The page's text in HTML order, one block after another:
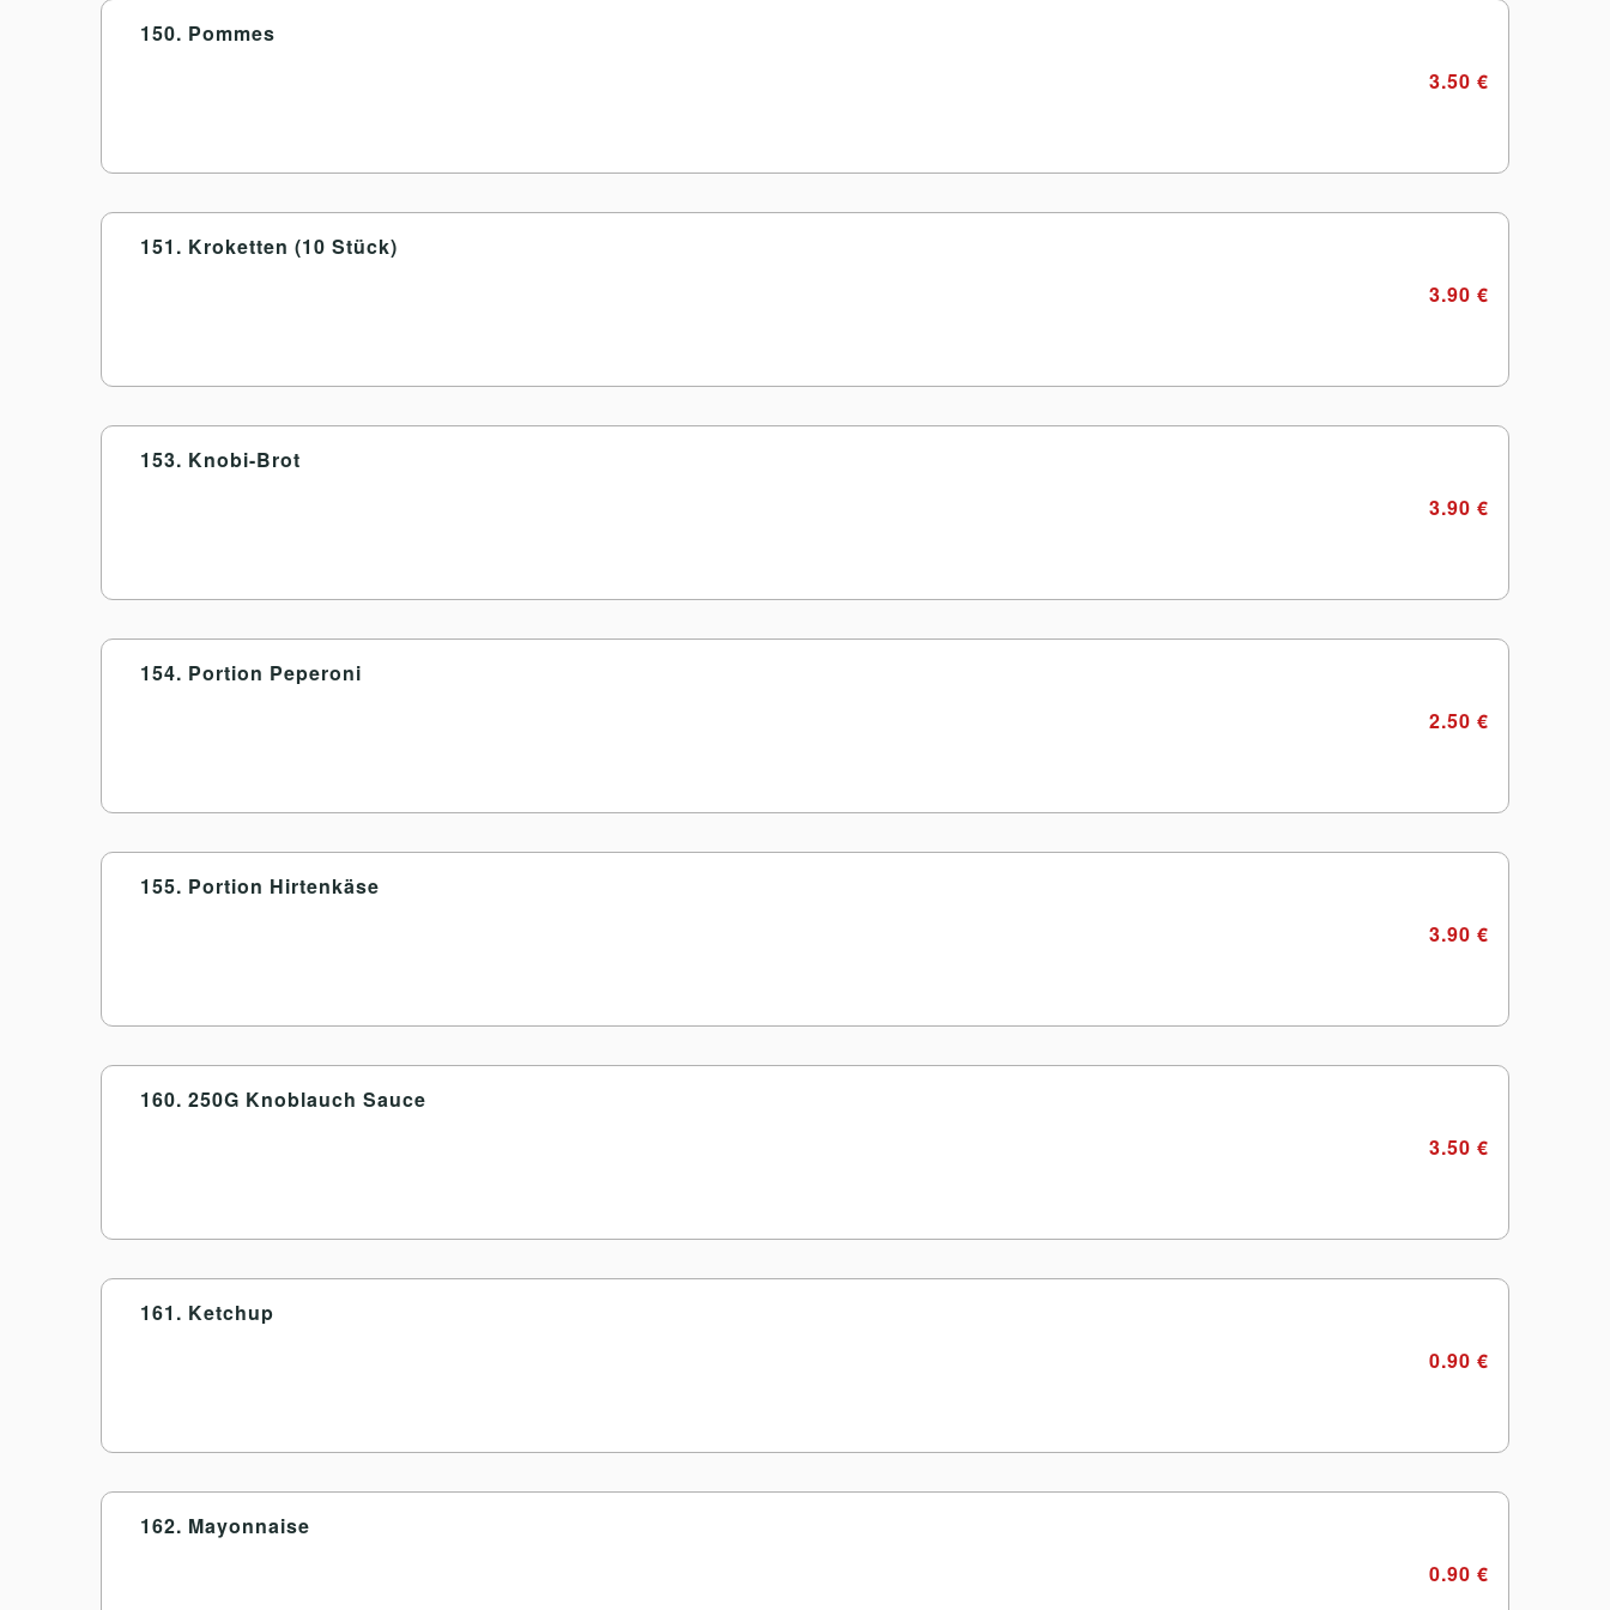
150. Pommes
3.50 €
151. Kroketten (10 Stück)
3.90 €
153. Knobi-Brot
3.90 €
154. Portion Peperoni
2.50 €
155. Portion Hirtenkäse
3.90 €
160. 250G Knoblauch Sauce
3.50 €
161. Ketchup
0.90 €
162. Mayonnaise
0.90 €